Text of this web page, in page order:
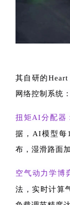
其自研的
网络控制系统：
扭矩AI分配器
据， AI模型每
布，湿滑路面
空气动力学博
法，实时计算